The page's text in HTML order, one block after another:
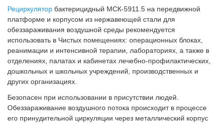
Рециркулятор бактерицидный МСК-5911.5 на передвижной
платформе и корпусом из нержавеющей стали для
обеззараживания воздушной среды рекомендуется
использовать в Чистых помещениях: операционных блоках,
реанимации и интенсивной терапии, лабораториях, а также в
отделениях, палатах и кабинетах лечебно-профилактических,
дошкольных и школьных учреждений, производственных и
других организациях.
Безопасен при использовании в присутствии людей
Обеззараживание воздушного потока происходит в процессе
его принудительной циркуляции через металлический корпус